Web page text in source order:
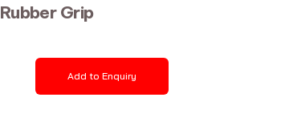
Rubber Grip
Add to Enquiry